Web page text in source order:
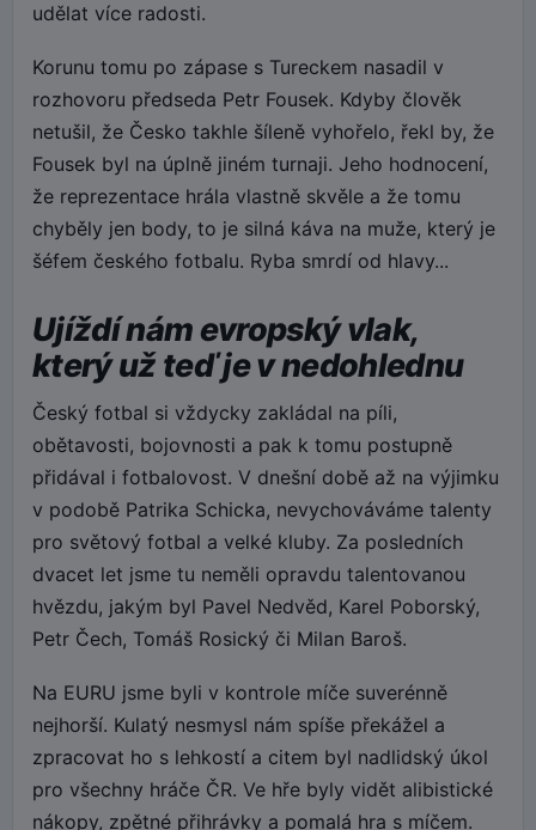
udělat více radosti.
Korunu tomu po zápase s Tureckem nasadil v
rozhovoru předseda Petr Fousek. Kdyby člověk
netušil, že Česko takhle šíleně vyhořelo, řekl by, že
Fousek byl na úplně jiném turnaji. Jeho hodnocení,
že reprezentace hrála vlastně skvěle a že tomu
chyběly jen body, to je silná káva na muže, který je
šéfem českého fotbalu. Ryba smrdí od hlavy...
Ujíždí nám evropský vlak,
který už teď je v nedohlednu
Český fotbal si vždycky zakládal na píli,
obětavosti, bojovnosti a pak k tomu postupně
přidával i fotbalovost. V dnešní době až na výjimku
v podobě Patrika Schicka, nevychováváme talenty
pro světový fotbal a velké kluby. Za posledních
dvacet let jsme tu neměli opravdu talentovanou
hvězdu, jakým byl Pavel Nedvěd, Karel Poborský,
Petr Čech, Tomáš Rosický či Milan Baroš.
Na EURU jsme byli v kontrole míče suverénně
nejhorší. Kulatý nesmysl nám spíše překážel a
zpracovat ho s lehkostí a citem byl nadlidský úkol
pro všechny hráče ČR. Ve hře byly vidět alibistické
nákopy, zpětné přihrávky a pomalá hra s míčem.